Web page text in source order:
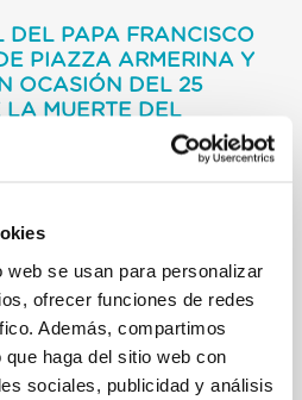
se usan para personalizar
ofrecer funciones de redes
Además, compartimos
haga del sitio web con
sociales, publicidad y análisis
DEL PAPA FRANCISCO
PIAZZA ARMERINA Y
OCASIÓN DEL 25
LA MUERTE DEL
ENCUENTRO CON
DEL SANTO
(ENNA)
recordar la elección que la
está haciendo con
de los diversos
la serenidad de este
llagas que te afligen.
social y cultural; la